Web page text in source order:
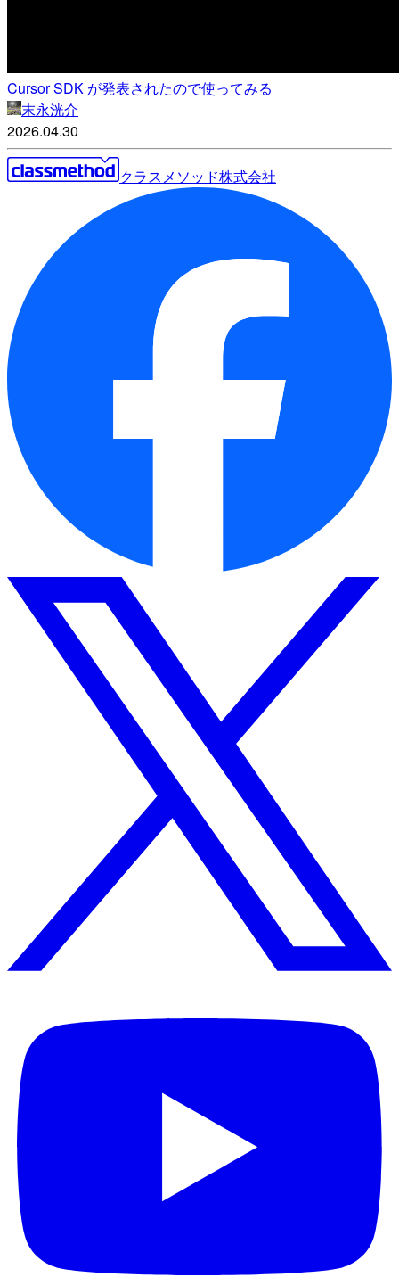
Cursor SDK が発表されたので使ってみる
末永洸介
2026.04.30
クラスメソッド株式会社